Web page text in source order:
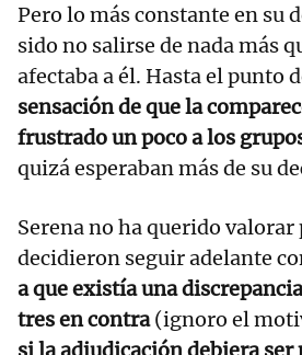
Pero lo más constante en su
sido no salirse de nada más
afectaba a él. Hasta el punto
sensación de que la
frustrado un poco a los
quizá esperaban más de su
Serena no ha querido valorar
decidieron seguir adelante
a que existía una
tres en contra(ignoro el
si la adjudicación debiera ser